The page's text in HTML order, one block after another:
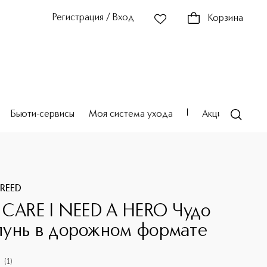
Регистрация / Вход Корзина
Бьюти-сервисы Моя система ухода Акции
I NEED A HERO Чудо
в дорожном формате
(1)